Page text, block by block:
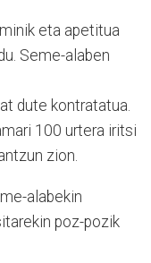
eta apetitua
Seme-alaben
dute kontratatua.
100 urtera iritsi
zion.
alabekin
poz-pozik